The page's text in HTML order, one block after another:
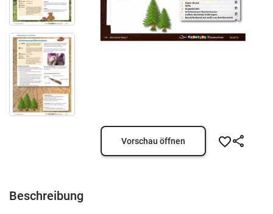
Vorschau öffnen
Beschreibung